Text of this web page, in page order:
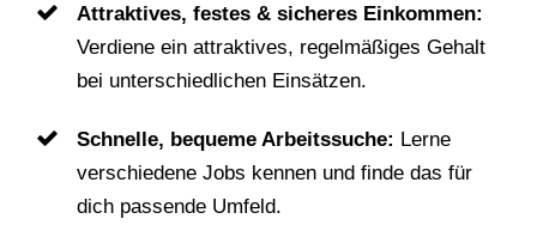
Attraktives, festes & sicheres Einkommen:
Verdiene ein attraktives, regelmäßiges Gehalt
bei unterschiedlichen Einsätzen.
Schnelle, bequeme Arbeitssuche: Lerne
verschiedene Jobs kennen und finde das für
dich passende Umfeld.